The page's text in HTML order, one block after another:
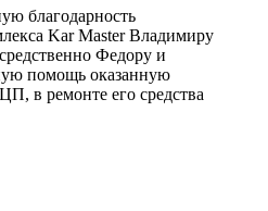
благодарность
Kar Master Владимиру
Федору и
помощь оказанную
в ремонте его средства